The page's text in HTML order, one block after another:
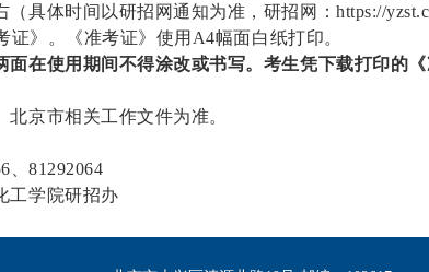
具体时间以研招网通知为准，研招网：https://
》。《准考证》使用A4幅面白纸打印。
面在使用期间不得涂改或书写。考生凭下载打印的
北京市相关工作文件为准。
、81292064
工学院研招办